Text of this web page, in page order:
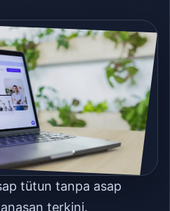
tütun tanpa asap
terkini.